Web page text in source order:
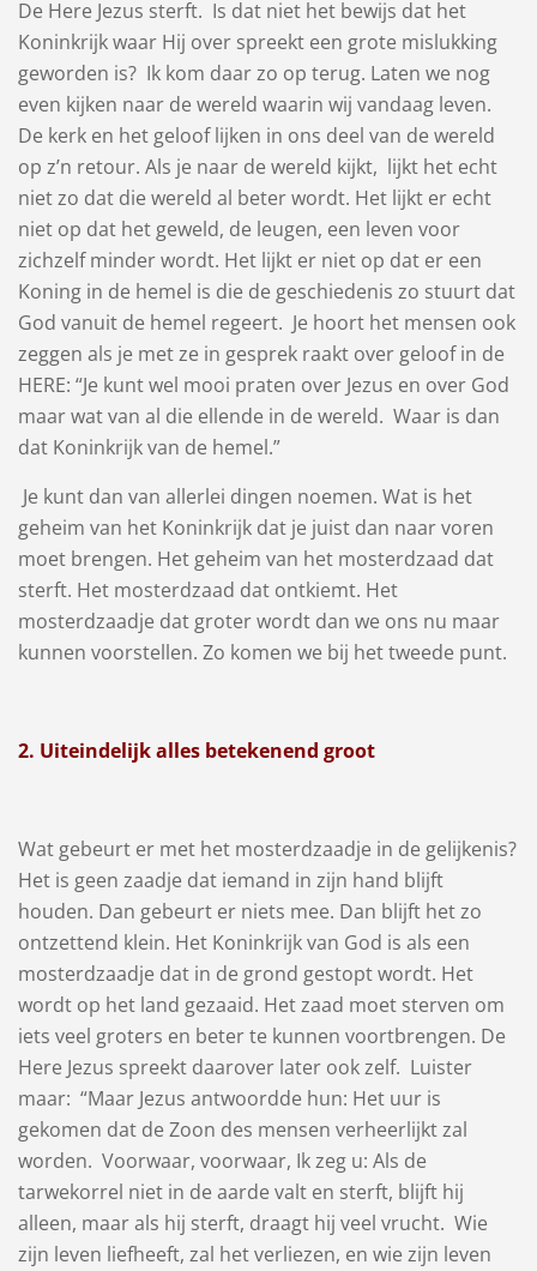
De Here Jezus sterft. Is dat niet het bewijs dat het
Koninkrijk waar Hij over spreekt een grote mislukking
geworden is? Ik kom daar zo op terug. Laten we nog
even kijken naar de wereld waarin wij vandaag leven.
De kerk en het geloof lijken in ons deel van de wereld
op z’n retour. Als je naar de wereld kijkt, lijkt het echt
niet zo dat die wereld al beter wordt. Het lijkt er echt
niet op dat het geweld, de leugen, een leven voor
zichzelf minder wordt. Het lijkt er niet op dat er een
Koning in de hemel is die de geschiedenis zo stuurt dat
God vanuit de hemel regeert. Je hoort het mensen ook
zeggen als je met ze in gesprek raakt over geloof in de
HERE: “Je kunt wel mooi praten over Jezus en over God
maar wat van al die ellende in de wereld. Waar is dan
dat Koninkrijk van de hemel.”
Je kunt dan van allerlei dingen noemen. Wat is het
geheim van het Koninkrijk dat je juist dan naar voren
moet brengen. Het geheim van het mosterdzaad dat
sterft. Het mosterdzaad dat ontkiemt. Het
mosterdzaadje dat groter wordt dan we ons nu maar
kunnen voorstellen. Zo komen we bij het tweede punt.
2. Uiteindelijk alles betekenend groot
Wat gebeurt er met het mosterdzaadje in de gelijkenis?
Het is geen zaadje dat iemand in zijn hand blijft
houden. Dan gebeurt er niets mee. Dan blijft het zo
ontzettend klein. Het Koninkrijk van God is als een
mosterdzaadje dat in de grond gestopt wordt. Het
wordt op het land gezaaid. Het zaad moet sterven om
iets veel groters en beter te kunnen voortbrengen. De
Here Jezus spreekt daarover later ook zelf. Luister
maar: “Maar ​Jezus​ antwoordde hun: Het uur is
gekomen dat de Zoon des mensen verheerlijkt zal
worden. Voorwaar, voorwaar, Ik zeg u: Als de
tarwekorrel niet in de aarde valt en sterft, blijft hij
alleen, maar als hij sterft, draagt hij veel vrucht. Wie
zijn leven liefheeft, zal het verliezen, en wie zijn leven